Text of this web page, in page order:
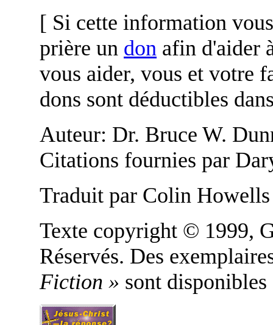
[ Si cette information
prière un don afin d'aider
vous aider, vous et votre
dons sont déductibles
Auteur: Dr. Bruce W.
Citations fournies par
Traduit par Colin Howells
Texte copyright © 1999,
Réservés. Des
Fiction » sont disponibles